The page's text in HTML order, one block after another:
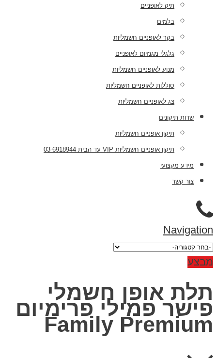
תיק לאופניים
בלמים
בקר לאופניים חשמליות
גלגלי מגנזיום לאופניים
מנוע לאופניים חשמליות
סוללות לאופניים חשמליות
צג לאופניים חשמליות
שרות תיקונים
תיקון אופניים חשמליות
תיקון אופניים חשמליות VIP עד הבית 03-6918944
מידע מקצועי
צור קשר
Navigation
מבצע
תלת אופן חשמלי
פישר פמילי פרימיום
Family Premium